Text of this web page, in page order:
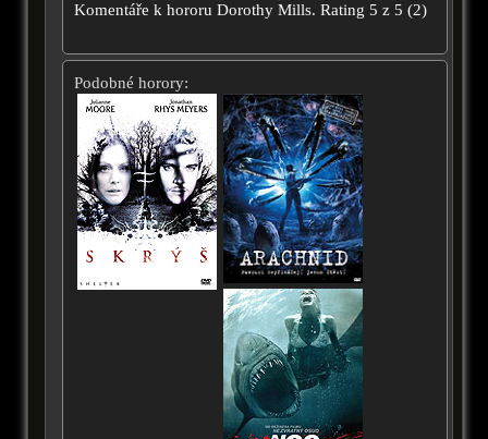
Komentáře k hororu Dorothy Mills. Rating 5 z 5 (2)
Podobné horory: